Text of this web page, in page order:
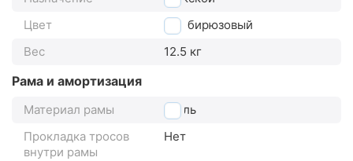
Цвет
бирюзовый
Вес
12.5 кг
Рама и амортизация
Материал рамы
сталь
Прокладка тросов
внутри рамы
Нет